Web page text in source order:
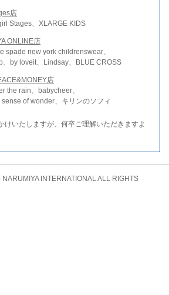
店
Stages、XLARGE KIDS
ONLINE店
spade new york childrenswear、
、by loveit、Lindsay、BLUE CROSS
店
the rain、babycheer、
of wonder、キリンのソフィ
けいたしますが、何卒ご理解いただきますよ